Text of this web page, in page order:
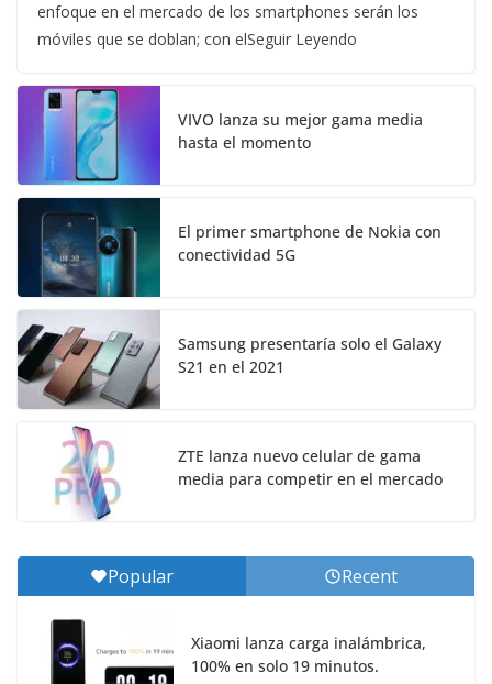
enfoque en el mercado de los smartphones serán los
móviles que se doblan; con elSeguir Leyendo
VIVO lanza su mejor gama media
hasta el momento
El primer smartphone de Nokia con
conectividad 5G
Samsung presentaría solo el Galaxy
S21 en el 2021
ZTE lanza nuevo celular de gama
media para competir en el mercado
Popular Recent
Xiaomi lanza carga inalámbrica,
100% en solo 19 minutos.